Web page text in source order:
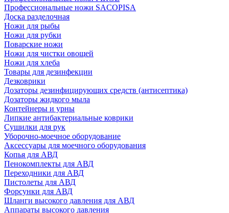
Профессиональные ножи SACOPISA
Доска разделочная
Ножи для рыбы
Ножи для рубки
Поварские ножи
Ножи для чистки овощей
Ножи для хлеба
Товары для дезинфекции
Дезковрики
Дозаторы дезинфицирующих средств (антисептика)
Дозаторы жидкого мыла
Контейнеры и урны
Липкие антибактериальные коврики
Сушилки для рук
Уборочно-моечное оборудование
Аксессуары для моечного оборудования
Копья для АВД
Пенокомплекты для АВД
Переходники для АВД
Пистолеты для АВД
Форсунки для АВД
Шланги высокого давления для АВД
Аппараты высокого давления